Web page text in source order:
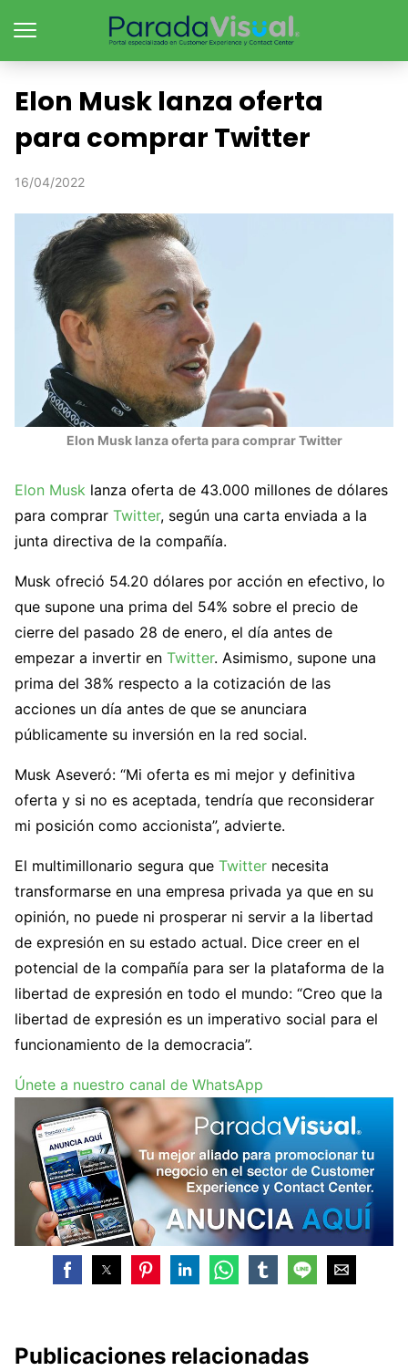
Elon Musk lanza oferta
para comprar Twitter
16/04/2022
Elon Musk lanza oferta para comprar Twitter
Elon Musk lanza oferta de 43.000 millones de dólares
para comprar Twitter, según una carta enviada a la
junta directiva de la compañía.
Musk ofreció 54.20 dólares por acción en efectivo, lo
que supone una prima del 54% sobre el precio de
cierre del pasado 28 de enero, el día antes de
empezar a invertir en Twitter. Asimismo, supone una
prima del 38% respecto a la cotización de las
acciones un día antes de que se anunciara
públicamente su inversión en la red social.
Musk Aseveró: “Mi oferta es mi mejor y definitiva
oferta y si no es aceptada, tendría que reconsiderar
mi posición como accionista”, advierte.
El multimillonario segura que Twitter necesita
transformarse en una empresa privada ya que en su
opinión, no puede ni prosperar ni servir a la libertad
de expresión en su estado actual. Dice creer en el
potencial de la compañía para ser la plataforma de la
libertad de expresión en todo el mundo: “Creo que la
libertad de expresión es un imperativo social para el
funcionamiento de la democracia”.
Únete a nuestro canal de WhatsApp
Publicaciones relacionadas